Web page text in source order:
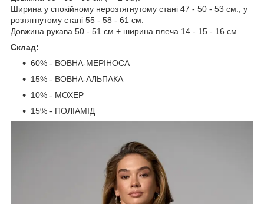
Ширина у спокійному нерозтягнутому стані 47 - 50 - 53 см., у
розтягнутому стані 55 - 58 - 61 см.
Довжина рукава 50 - 51 см + ширина плеча 14 - 15 - 16 см.
Склад:
60% - ВОВНА-МЕРІНОСА
15% - ВОВНА-АЛЬПАКА
10% - МОХЕР
15% - ПОЛІАМІД